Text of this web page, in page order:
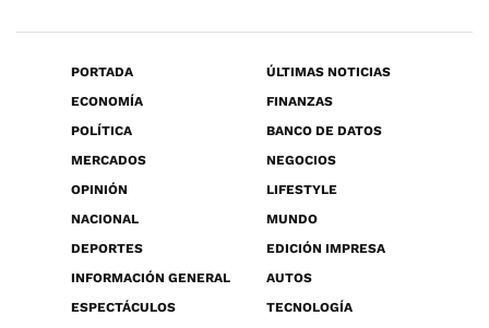
PORTADA
ÚLTIMAS NOTICIAS
ECONOMÍA
FINANZAS
POLÍTICA
BANCO DE DATOS
MERCADOS
NEGOCIOS
OPINIÓN
LIFESTYLE
NACIONAL
MUNDO
DEPORTES
EDICIÓN IMPRESA
INFORMACIÓN GENERAL
AUTOS
ESPECTÁCULOS
TECNOLOGÍA